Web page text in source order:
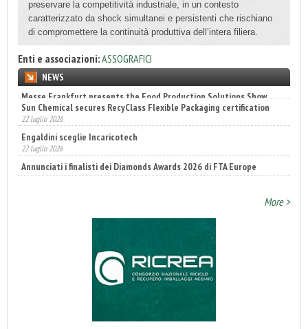
preservare la competitività industriale, in un contesto
caratterizzato da shock simultanei e persistenti che rischiano
di compromettere la continuità produttiva dell’intera filiera.
Enti e associazioni:ASSOGRAFICI
NEWS
Sun Chemical secures RecyClass Flexible Packaging certification
22 luglio 2026
Engaldini sceglie Incaricotech
22 luglio 2026
Annunciati i finalisti dei Diamonds Awards 2026 di FTA Europe
14 luglio 2026
More >